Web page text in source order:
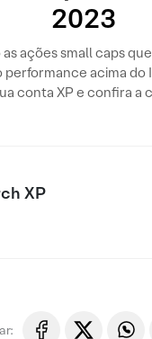
2023
as ações small caps
performance acima do
conta XP e confira a
XP